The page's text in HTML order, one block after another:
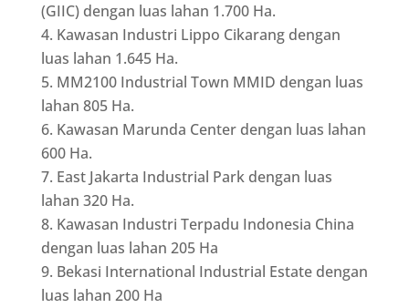
(GIIC) dengan luas lahan 1.700 Ha.
Kawasan Industri Lippo Cikarang dengan
luas lahan 1.645 Ha.
MM2100 Industrial Town MMID dengan luas
lahan 805 Ha.
Kawasan Marunda Center dengan luas lahan
600 Ha.
East Jakarta Industrial Park dengan luas
lahan 320 Ha.
Kawasan Industri Terpadu Indonesia China
dengan luas lahan 205 Ha
Bekasi International Industrial Estate dengan
luas lahan 200 Ha